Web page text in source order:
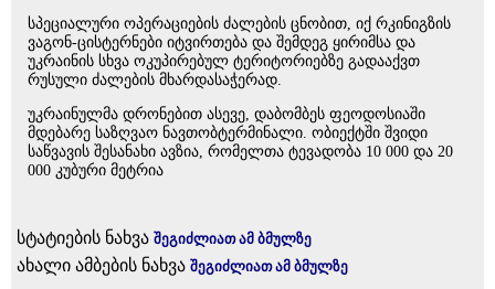
სპეციალური ოპერაციების ძალების ცნობით, იქ რკინიგზის
ვაგონ-ცისტერნები იტვირთება და შემდეგ ყირიმსა და
უკრაინის სხვა ოკუპირებულ ტერიტორიებზე გადააქვთ
რუსული ძალების მხარდასაჭერად.
უკრაინულმა დრონებით ასევე, დაბომბეს ფეოდოსიაში
მდებარე საზღვაო ნავთობტერმინალი. ობიექტში შვიდი
საწვავის შესანახი ავზია, რომელთა ტევადობა 10 000 და 20
000 კუბური მეტრია
სტატიების ნახვა შეგიძლიათ ამ ბმულზე
ახალი ამბების ნახვა შეგიძლიათ ამ ბმულზე